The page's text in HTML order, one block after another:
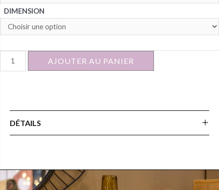
DIMENSION
AJOUTER AU PANIER
DÉTAILS